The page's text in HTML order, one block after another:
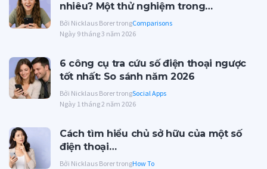
nhiêu? Một thử nghiệm trong…
Bởi Nicklaus Borer trongComparisons
Ngày 9 tháng 3 năm 2026
6 công cụ tra cứu số điện thoại ngược
tốt nhất: So sánh năm 2026
Bởi Nicklaus Borer trongSocial Apps
Ngày 1 tháng 2 năm 2026
Cách tìm hiểu chủ sở hữu của một số
điện thoại…
Bởi Nicklaus Borer trongHow To